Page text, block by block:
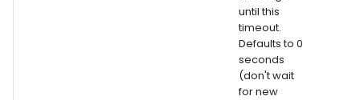
until this
timeout.
Defaults to 0
seconds
(don't wait
for new